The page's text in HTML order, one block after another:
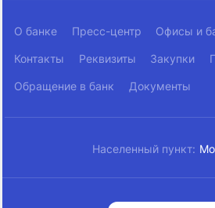
О банке Пресс-центр Офисы и
Контакты Реквизиты Закупки
Обращение в банк Документы
Населенный пункт: